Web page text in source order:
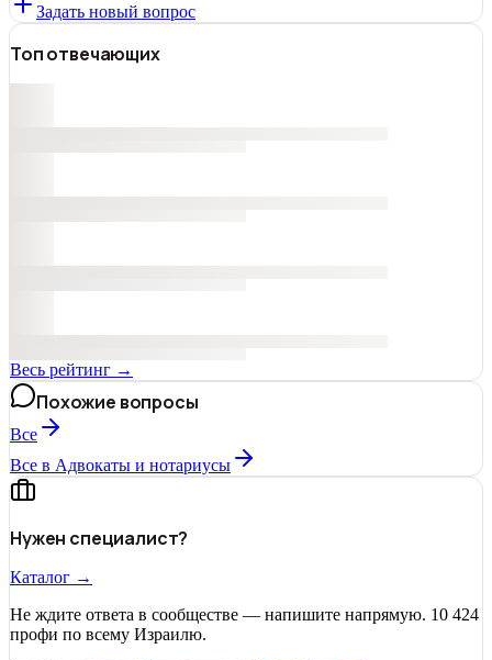
Задать новый вопрос
Топ отвечающих
Весь рейтинг →
Похожие вопросы
Все
Все в Адвокаты и нoтариусы
Нужен специалист?
Каталог →
Не ждите ответа в сообществе — напишите напрямую. 10 424
профи по всему Израилю.